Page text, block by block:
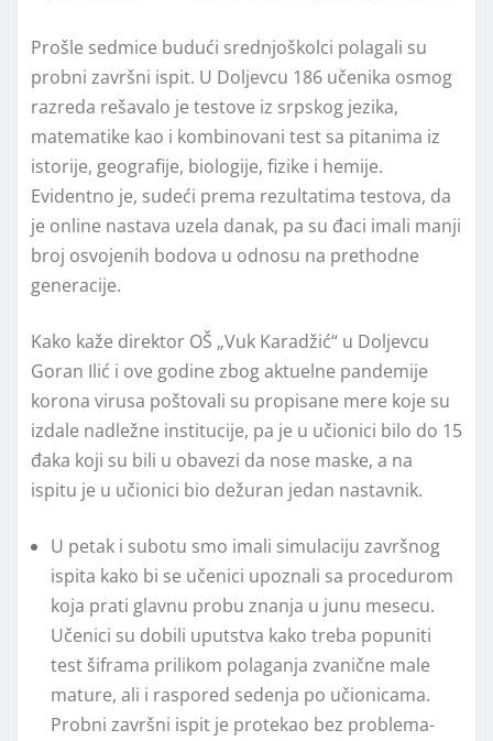
Prošle sedmice budući srednjoškolci polagali su
probni završni ispit. U Doljevcu 186 učenika osmog
razreda rešavalo je testove iz srpskog jezika,
matematike kao i kombinovani test sa pitanima iz
istorije, geografije, biologije, fizike i hemije.
Evidentno je, sudeći prema rezultatima testova, da
je online nastava uzela danak, pa su đaci imali manji
broj osvojenih bodova u odnosu na prethodne
generacije.
Kako kaže direktor OŠ „Vuk Karadžić“ u Doljevcu
Goran Ilić i ove godine zbog aktuelne pandemije
korona virusa poštovali su propisane mere koje su
izdale nadležne institucije, pa je u učionici bilo do 15
đaka koji su bili u obavezi da nose maske, a na
ispitu je u učionici bio dežuran jedan nastavnik.
U petak i subotu smo imali simulaciju završnog
ispita kako bi se učenici upoznali sa procedurom
koja prati glavnu probu znanja u junu mesecu.
Učenici su dobili uputstva kako treba popuniti
test šiframa prilikom polaganja zvanične male
mature, ali i raspored sedenja po učionicama.
Probni završni ispit je protekao bez problema-